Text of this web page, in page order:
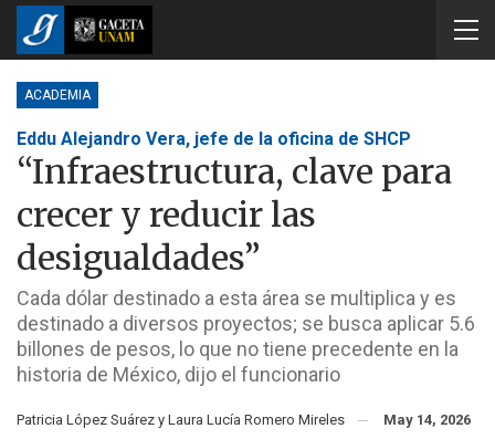
ACADEMIA
Eddu Alejandro Vera, jefe de la oficina de SHCP
“Infraestructura, clave para
crecer y reducir las
desigualdades”
Cada dólar destinado a esta área se multiplica y es
destinado a diversos proyectos; se busca aplicar 5.6
billones de pesos, lo que no tiene precedente en la
historia de México, dijo el funcionario
Patricia López Suárez y Laura Lucía Romero Mireles May 14, 2026